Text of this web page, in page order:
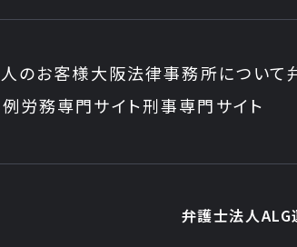
のお客様大阪法律事務所について
労務専門サイト刑事専門サイト
弁護士法人ALG